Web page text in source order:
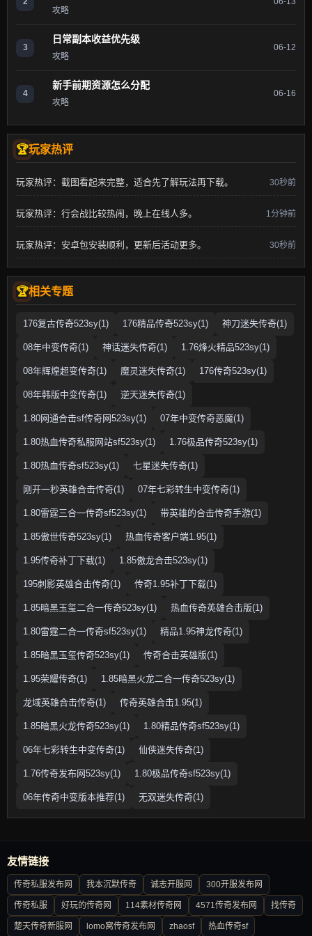
攻略
3
日常副本收益优先级
攻略
06-12
4
新手前期资源怎么分配
攻略
06-16
玩家热评
玩家热评：截图看起来完整，适合先了解玩法再下载。 30秒前
玩家热评：行会战比较热闹，晚上在线人多。 1分钟前
玩家热评：安卓包安装顺利，更新后活动更多。 30秒前
相关专题
176复古传奇523sy(1) 176精品传奇523sy(1) 神刀迷失传奇(1)
08年中变传奇(1) 神话迷失传奇(1) 1.76烽火精品523sy(1)
08年辉煌超变传奇(1) 魔灵迷失传奇(1) 176传奇523sy(1)
08年韩版中变传奇(1) 逆天迷失传奇(1)
1.80网通合击sf传奇网523sy(1) 07年中变传奇恶魔(1)
1.80热血传奇私服网站sf523sy(1) 1.76极品传奇523sy(1)
1.80热血传奇sf523sy(1) 七星迷失传奇(1)
刚开一秒英雄合击传奇(1) 07年七彩转生中变传奇(1)
1.80雷霆三合一传奇sf523sy(1) 带英雄的合击传奇手游(1)
1.85傲世传奇523sy(1) 热血传奇客户端1.95(1)
1.95传奇补丁下载(1) 1.85傲龙合击523sy(1)
195刺影英雄合击传奇(1) 传奇1.95补丁下载(1)
1.85暗黑玉玺二合一传奇523sy(1) 热血传奇英雄合击版(1)
1.80雷霆二合一传奇sf523sy(1) 精品1.95神龙传奇(1)
1.85暗黑玉玺传奇523sy(1) 传奇合击英雄版(1)
1.95荣耀传奇(1) 1.85暗黑火龙二合一传奇523sy(1)
龙域英雄合击传奇(1) 传奇英雄合击1.95(1)
1.85暗黑火龙传奇523sy(1) 1.80精品传奇sf523sy(1)
06年七彩转生中变传奇(1) 仙侠迷失传奇(1)
1.76传奇发布网523sy(1) 1.80极品传奇sf523sy(1)
06年传奇中变版本推荐(1) 无双迷失传奇(1)
友情链接
传奇私服发布网 我本沉默传奇 诚志开服网 300开服发布网
传奇私服 好玩的传奇网 114素材传奇网 4571传奇发布网 找传奇
楚天传奇新服网 lomo窝传奇发布网 zhaosf 热血传奇sf